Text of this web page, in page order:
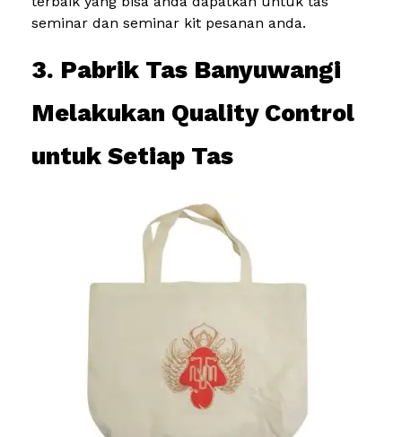
seminar dan seminar kit pesanan anda.
3. Pabrik Tas Banyuwangi
Melakukan Quality Control
untuk Setiap Tas